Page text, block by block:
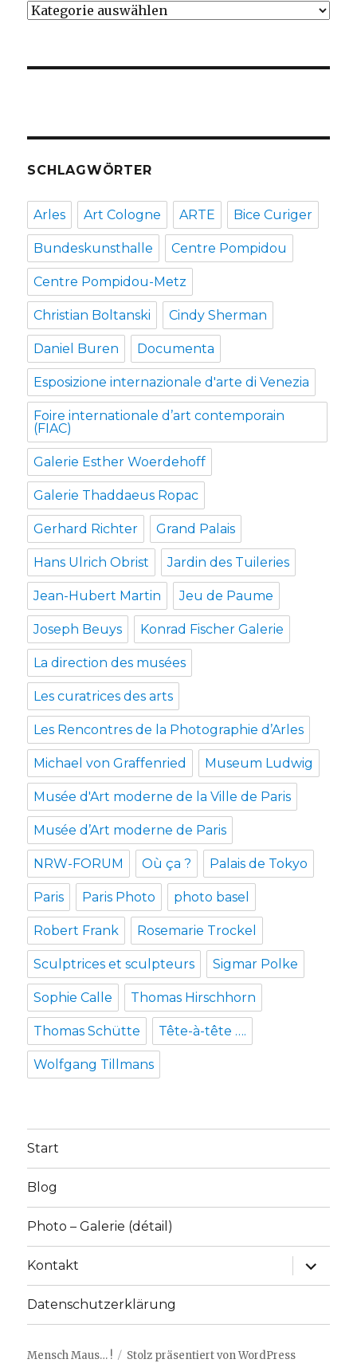
Kategorien
SCHLAGWÖRTER
Arles Art Cologne ARTE Bice Curiger
Bundeskunsthalle Centre Pompidou
Centre Pompidou-Metz
Christian Boltanski Cindy Sherman
Daniel Buren Documenta
Esposizione internazionale d'arte di Venezia
Foire internationale d’art contemporain
(FIAC)
Galerie Esther Woerdehoff
Galerie Thaddaeus Ropac
Gerhard Richter Grand Palais
Hans Ulrich Obrist Jardin des Tuileries
Jean-Hubert Martin Jeu de Paume
Joseph Beuys Konrad Fischer Galerie
La direction des musées
Les curatrices des arts
Les Rencontres de la Photographie d’Arles
Michael von Graffenried Museum Ludwig
Musée d'Art moderne de la Ville de Paris
Musée d’Art moderne de Paris
NRW-FORUM Où ça ? Palais de Tokyo
Paris Paris Photo photo basel
Robert Frank Rosemarie Trockel
Sculptrices et sculpteurs Sigmar Polke
Sophie Calle Thomas Hirschhorn
Thomas Schütte Tête-à-tête ….
Wolfgang Tillmans
Start
Blog
Photo – Galerie (détail)
Kontakt
Datenschutzerklärung
Mensch Maus… ! Stolz präsentiert von WordPress